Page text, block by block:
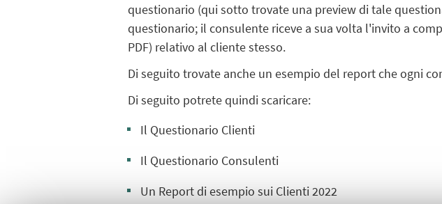
questionario (qui sotto trovate una preview di tale
questionario; il consulente riceve a sua volta l'invito a
PDF) relativo al cliente stesso.
Di seguito trovate anche un esempio del report che ogni
Di seguito potrete quindi scaricare:
Il Questionario Clienti
Il Questionario Consulenti
Un Report di esempio sui Clienti 2022